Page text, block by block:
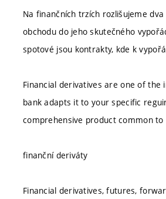
Na finančních trzích rozlišujeme
obchodu do jeho skutečného
spotové jsou kontrakty, kde k
Financial derivatives are one of
bank adapts it to your specific
comprehensive product common to
finanční deriváty
Financial derivatives, futures,